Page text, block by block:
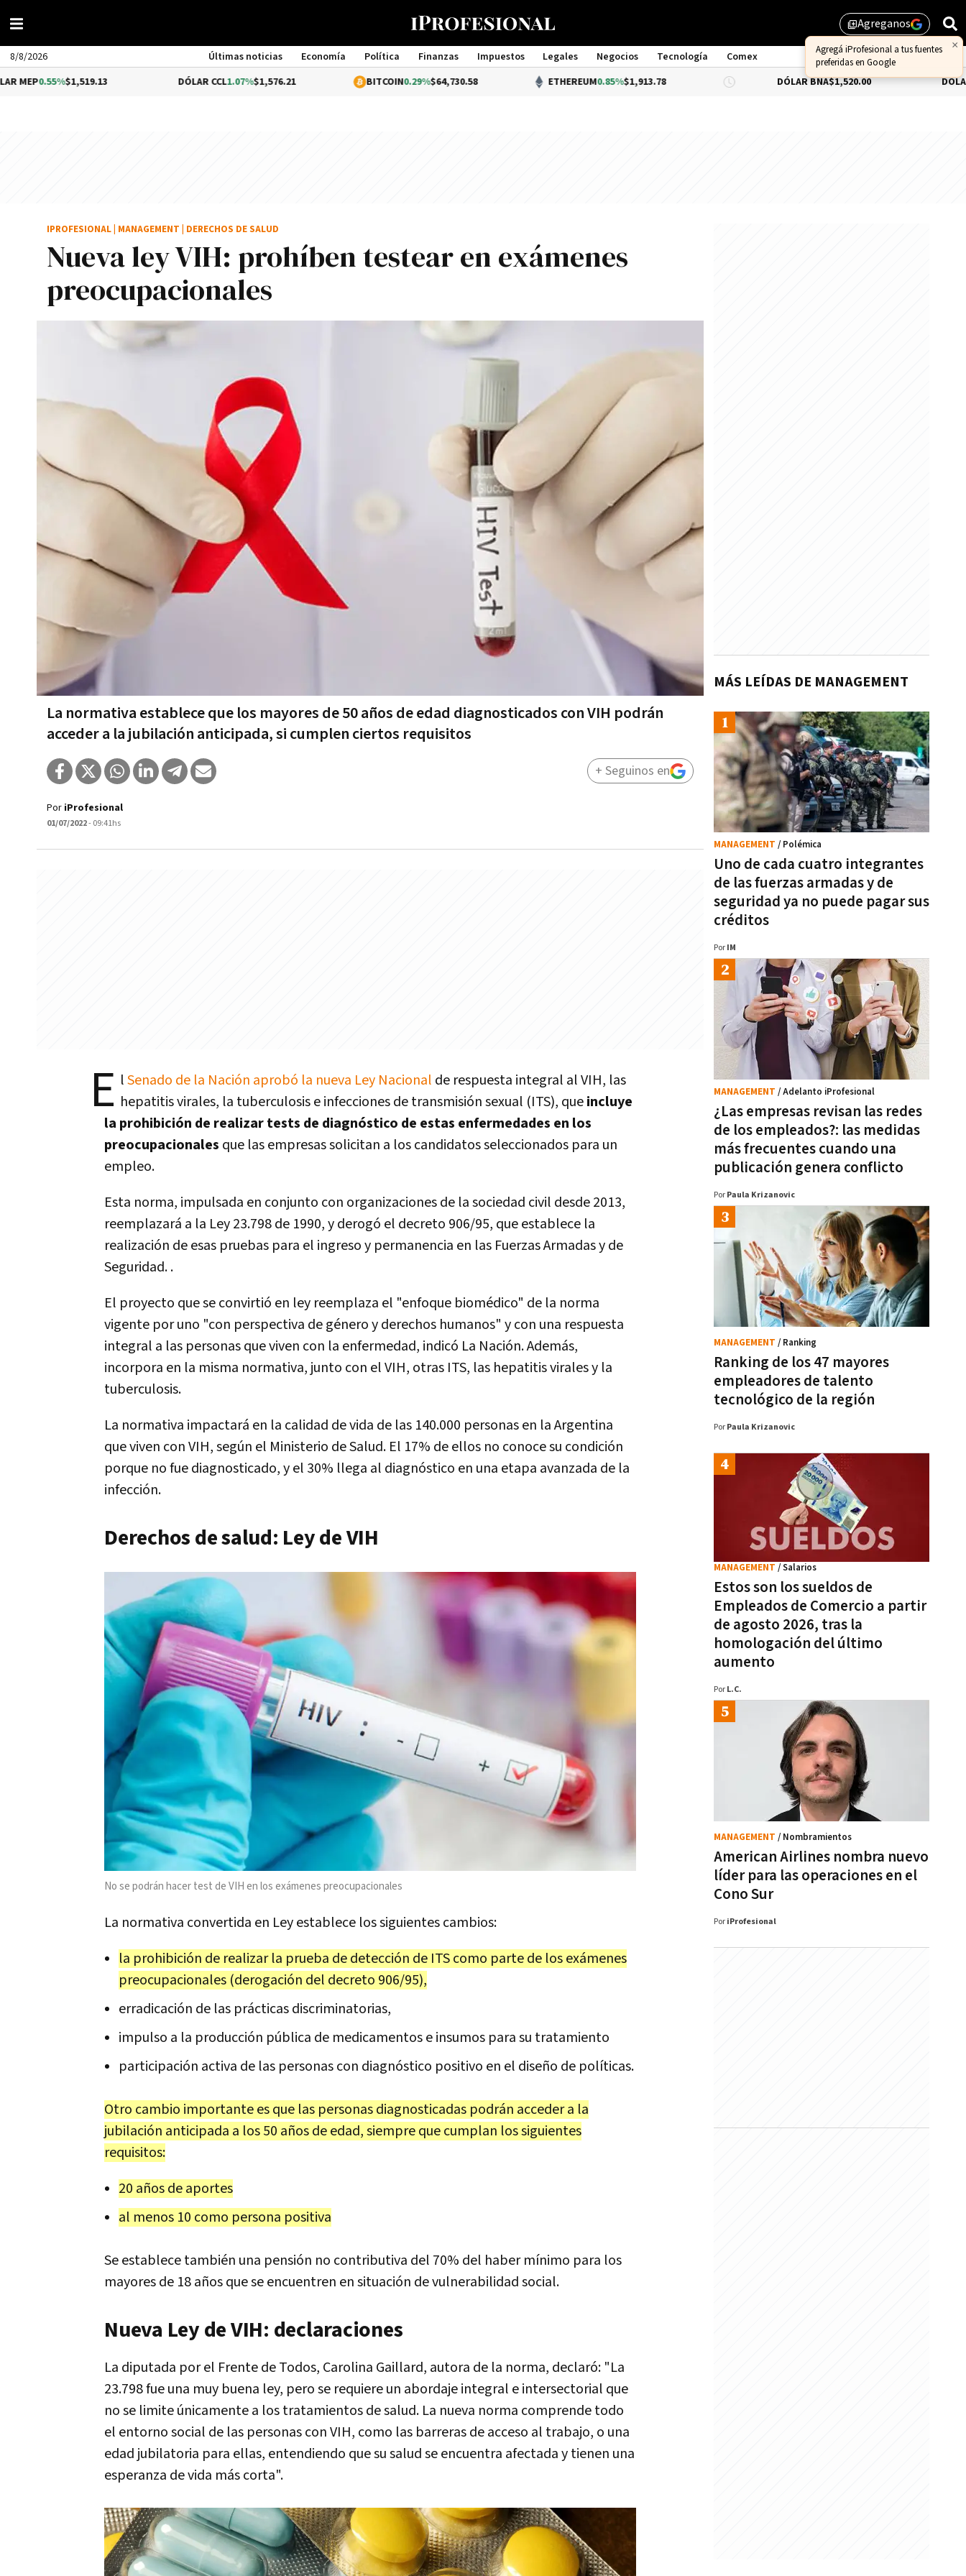
library_addAgreganos
8/8/2026 Últimas noticias Economía Política Finanzas Impuestos Legales Negocios Tecnología
Comex
Management
$1,519.13 1.07%$1,576.21 0.29%$64,730.58 ETHEREUM0.85%$1,913.78 DÓLAR BNA $1,520.00 DÓLAR BLUE-
Nueva ley VIH: prohíben testear en exámenes
preocupacionales
La normativa establece que los mayores de 50 años de edad diagnosticados con VIH podrán
acceder a la jubilación anticipada, si cumplen ciertos requisitos
IPROFESIONAL MANAGEMENT DERECHOS DE SALUD
Por iProfesional
01/07/2022- 09:41hs
+ Seguinos en
E lSenado de la Nación aprobó la nueva Ley Nacional de respuesta integral al VIH, las
hepatitis virales, la tuberculosis e infecciones de transmisión sexual (ITS), queincluye
la prohibición de realizar tests de diagnóstico de estas enfermedades en los
preocupacionales que las empresas solicitan a los candidatos seleccionados para un
empleo.
Esta norma, impulsada en conjunto con organizaciones de la sociedad civil desde 2013,
reemplazará a la Ley 23.798 de 1990, y derogó el decreto 906/95, que establece la
realización de esas pruebas para el ingreso y permanencia en las Fuerzas Armadas y de
Seguridad. .
El proyecto que se convirtió en ley reemplaza el "enfoque biomédico" de la norma
vigente por uno "con perspectiva de género y derechos humanos" y con una respuesta
integral a las personas que viven con la enfermedad, indicó La Nación. Además,
incorpora en la misma normativa, junto con el VIH, otras ITS, las hepatitis virales y la
tuberculosis.
La normativa impactará en la calidad de vida de las 140.000 personas en la Argentina
que viven con VIH, según el Ministerio de Salud. El 17% de ellos no conoce su condición
porque no fue diagnosticado, y el 30% llega al diagnóstico en una etapa avanzada de la
infección.
Derechos de salud: Ley de VIH
No se podrán hacer test de VIH en los exámenes preocupacionales
La normativa convertida en Ley establece los siguientes cambios:
la prohibición de realizar la prueba de detección de ITS como parte de los exámenes
preocupacionales (derogación del decreto 906/95),
erradicación de las prácticas discriminatorias,
impulso a la producción pública de medicamentos e insumos para su tratamiento
participación activa de las personas con diagnóstico positivo en el diseño de políticas.
Otro cambio importante es que las personas diagnosticadas podrán acceder a la
jubilación anticipada a los 50 años de edad, siempre que cumplan los siguientes
requisitos:
20 años de aportes
al menos 10 como persona positiva
Se establece también una pensión no contributiva del 70% del haber mínimo para los
mayores de 18 años que se encuentren en situación de vulnerabilidad social.
Nueva Ley de VIH: declaraciones
La diputada por el Frente de Todos, Carolina Gaillard, autora de la norma, declaró: "La
23.798 fue una muy buena ley, pero se requiere un abordaje integral e intersectorial que
no se limite únicamente a los tratamientos de salud. La nueva norma comprende todo
el entorno social de las personas con VIH, como las barreras de acceso al trabajo, o una
edad jubilatoria para ellas, entendiendo que su salud se encuentra afectada y tienen una
esperanza de vida más corta".
MÁS LEÍDAS DE MANAGEMENT
Uno de cada cuatro integrantes
de las fuerzas armadas y de
seguridad ya no puede pagar sus
créditos
MANAGEMENT / Polémica
Por IM
¿Las empresas revisan las redes
de los empleados?: las medidas
más frecuentes cuando una
publicación genera conflicto
MANAGEMENT / Adelanto iProfesional
Por Paula Krizanovic
Ranking de los 47 mayores
empleadores de talento
tecnológico de la región
MANAGEMENT / Ranking
Por Paula Krizanovic
Estos son los sueldos de
Empleados de Comercio a partir
de agosto 2026, tras la
homologación del último
aumento
MANAGEMENT / Salarios
Por L.C.
American Airlines nombra nuevo
líder para las operaciones en el
Cono Sur
MANAGEMENT / Nombramientos
Por iProfesional